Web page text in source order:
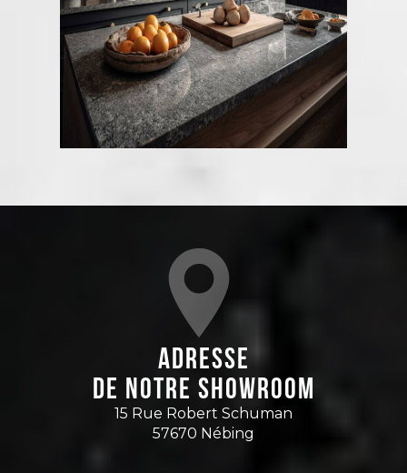
Adresse
de notre showroom
15 Rue Robert Schuman
57670 Nébing